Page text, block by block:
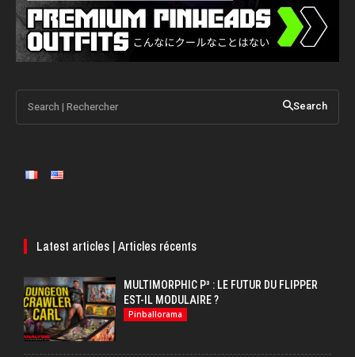
Search | Rechercher Search
Latest articles | Articles récents
MULTIMORPHIC P³ : LE FUTUR DU FLIPPER
EST-IL MODULAIRE ?
Pinballorama